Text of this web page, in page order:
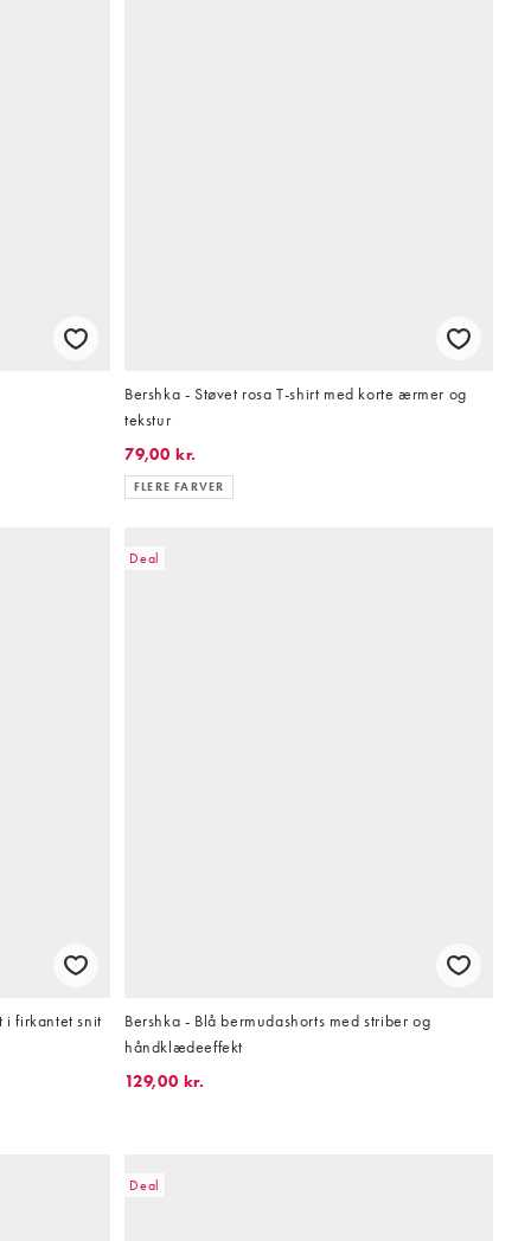
Bershka - Støvet rosa T-shirt med korte ærmer og
tekstur
79,00 kr.
FLERE FARVER
i firkantet snit
Deal
Bershka - Blå bermudashorts med striber og
håndklædeeffekt
129,00 kr.
Deal